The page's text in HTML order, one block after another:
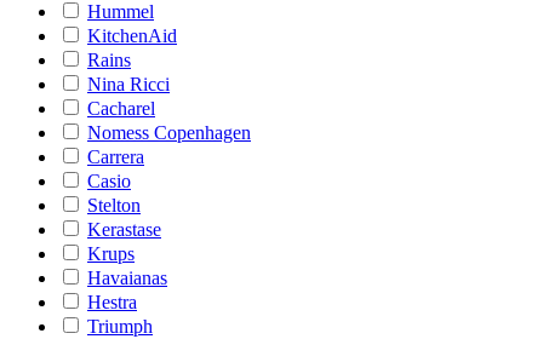
Hummel
KitchenAid
Rains
Nina Ricci
Cacharel
Nomess Copenhagen
Carrera
Casio
Stelton
Kerastase
Krups
Havaianas
Hestra
Triumph